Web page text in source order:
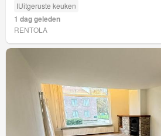
IUitgeruste keuken
1 dag geleden
RENTOLA